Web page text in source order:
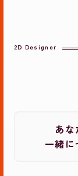
あ
一緒に